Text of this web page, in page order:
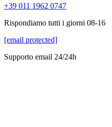
+39 011 1962 0747
Rispondiamo tutti i giorni 08-16
[email protected]
Supporto email 24/24h